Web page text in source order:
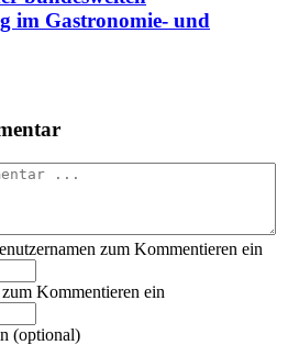
im Gastronomie- und
zum Kommentieren ein
Kommentieren ein
(optional)